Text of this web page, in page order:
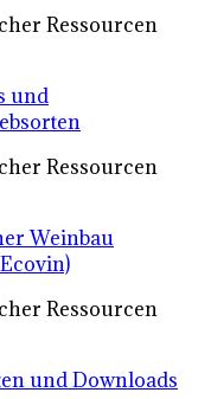
Ressourcen
und
Ressourcen
Weinbau
Ressourcen
und Downloads